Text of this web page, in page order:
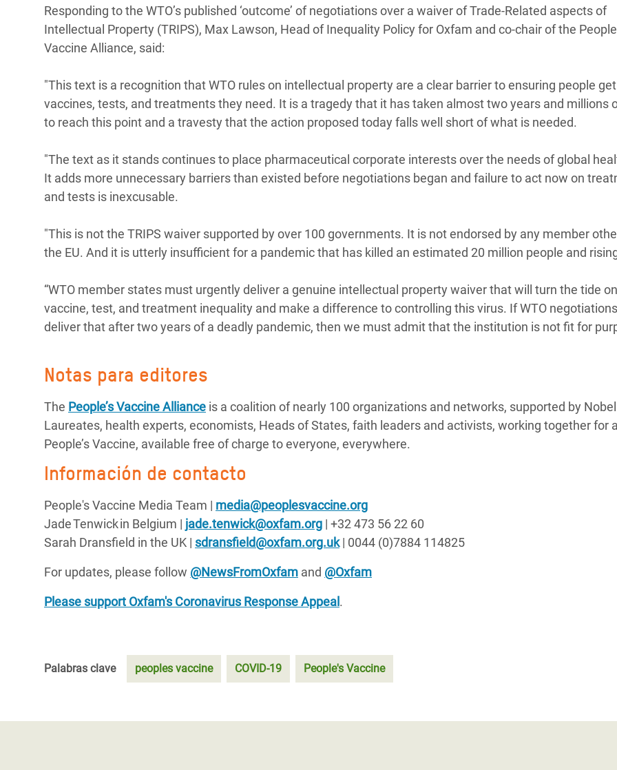
Conflictos y Desastres
Servicios Sociales Básicos
Inequality and Rights in a
Digital Age
Gender, Rights, and Justice
Crisis Climática y Alimentaria
en África Oriental
en Sudán del Sur
Crisis de Refugiados Rohinyá
en Bangladesh
Crisis en Siria
Crisis en Yemen
#ActuaPorElClima
Erradiquemos el Sufrimiento Humano que
¡Basta! Acabemos con las violencias contra
mujeres y niñas
ayuda
a
navegación
Responding to the WTO’s published ‘outcome’ of negotiations over a waiver of Trade-Related aspects of
Intellectual Property (TRIPS), Max Lawson, Head of Inequality Policy for Oxfam and co-chair of the
Vaccine Alliance, said:
"This text is a recognition that WTO rules on intellectual property are a clear barrier to ensuring people
vaccines, tests, and treatments they need. It is a tragedy that it has taken almost two years and millions
to reach this point and a travesty that the action proposed today falls well short of what is needed.
"The text as it stands continues to place pharmaceutical corporate interests over the needs of global
It adds more unnecessary barriers than existed before negotiations began and failure to act now on
and tests is inexcusable.
"This is not the TRIPS waiver supported by over 100 governments. It is not endorsed by any member
the EU. And it is utterly insufficient for a pandemic that has killed an estimated 20 million people and
“WTO member states must urgently deliver a genuine intellectual property waiver that will turn the tide
vaccine, test, and treatment inequality and make a difference to controlling this virus. If WTO
deliver that after two years of a deadly pandemic, then we must admit that the institution is not fit for
Notas para editores
The People’s Vaccine Alliance is a coalition of nearly 100 organizations and networks, supported by Nobel
Laureates, health experts, economists, Heads of States, faith leaders and activists, working together for a
People’s Vaccine, available free of charge to everyone, everywhere.
Información de contacto
People's Vaccine Media Team | media@peoplesvaccine.org
Jade Tenwick in Belgium | jade.tenwick@oxfam.org | +32 473 56 22 60
Sarah Dransfield in the UK | sdransfield@oxfam.org.uk| 0044 (0)7884 114825
For updates, please follow @NewsFromOxfam and @Oxfam
Please support Oxfam's Coronavirus Response Appeal .
Palabras clave peoples vaccine COVID-19 People's Vaccine